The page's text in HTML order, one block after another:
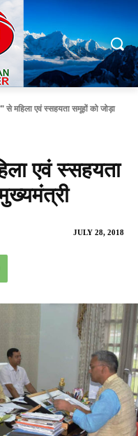
से महिला एवं स्सहयता समूहों को जोड़ा
एवं स्सहयता
JULY 28, 2018